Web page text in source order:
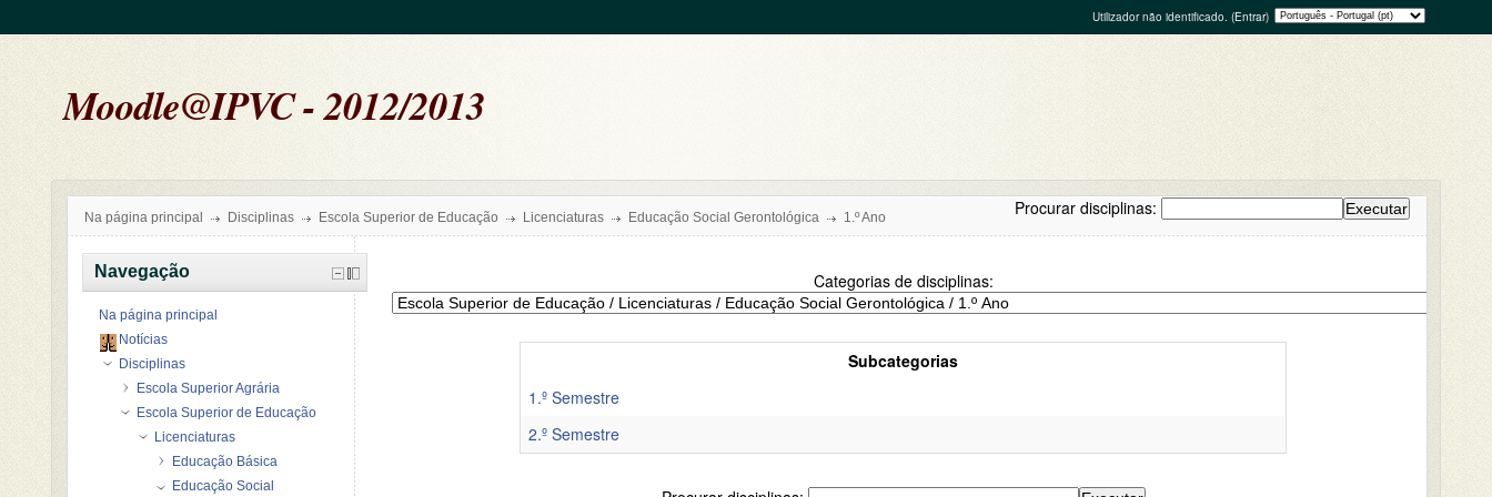
Utilizador não identificado. (Entrar)
Moodle@IPVC - 2012/2013
Na página principal Disciplinas Escola Superior de Educação Licenciaturas Educação Social Gerontológica 1.º Ano Procurar disciplinas:
Categorias de disciplinas:
Subcategorias
1.º Semestre
2.º Semestre
Navegação
Na página principal
Notícias
Disciplinas
Escola Superior Agrária
Escola Superior de Educação
Licenciaturas
Educação Básica
Educação Social